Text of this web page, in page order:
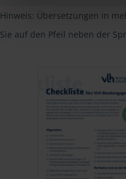
Hinweis: Übersetzungen in
Sie auf den Pfeil neben der